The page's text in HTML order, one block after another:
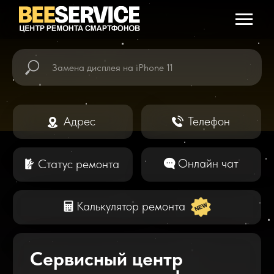
Адрес Телефон
Статус ремонта
Калькулятор ремонта
Сервисный центр
по ремонту телефонов
в Ангарске
Мы предлагаем быстрый и качественный
ремонт всех видов смартфонов. Даем
гарантию на выполненные работы и
проводим бесплатную диагностику.